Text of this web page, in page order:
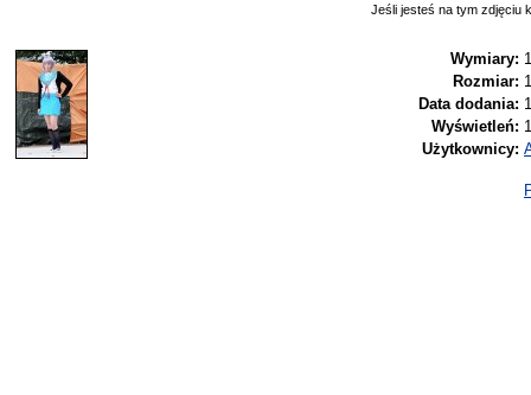
Jeśli jesteś na tym zdjęciu
Wymiary:
Rozmiar:
Data dodania:
Wyświetleń:
Użytkownicy: